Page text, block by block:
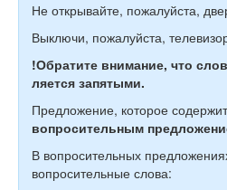
Не открывайте, пожалуйста,
Выключи, пожалуйста,
!Обратите внимание, что
ля­ет­ся за­пя­ты­ми.
Предложение, которое
вопросительным
В вопросительных
во­про­си­тель­ные слова: